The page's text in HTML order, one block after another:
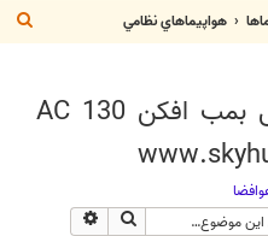
هواپيماهاي نظامي
س
دانلود مستند دوبله فارسی بمب افکن AC 130
جستجو